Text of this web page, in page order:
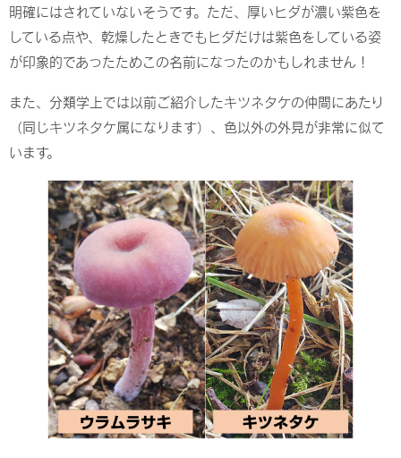
明確にはされていないそうです。ただ、厚いヒダが濃い紫色を
している点や、乾燥したときでもヒダだけは紫色をしている姿
が印象的であったためこの名前になったのかもしれません！
また、分類学上では以前ご紹介したキツネタケの仲間にあたり
（同じキツネタケ属になります）、色以外の外見が非常に似て
います。